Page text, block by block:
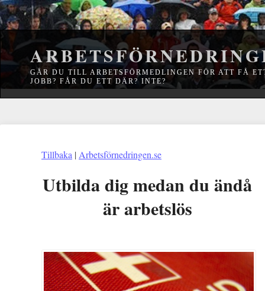
GÅR DU TILL ARBETSFÖRMEDLINGEN FÖR ATT FÅ
JOBB? FÅR DU ETT DÄR? INTE?
Tillbaka | Arbetsförnedringen.se
Utbilda dig medan du ändå
är arbetslös